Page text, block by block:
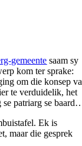
gemeente saam sy
kom ter sprake:
om die konsep
te verduidelik, het
se patriarg se
Ek is
maar die gesprek